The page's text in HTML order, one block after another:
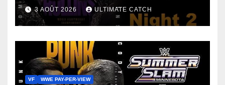
3 AOÛT 2026 ULTIMATE CATCH
VF WWE PAY-PER-VIEW